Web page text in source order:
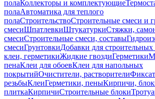
полаКоллекторы и комплектующие
полаАвтоматика для теплого
полаСтроительствоСтроительные смеси и
смесиШпатлевкиШтукатуркиСтяжки,
смесиСтроительные смеси, составы
смесиГрунтовкиДобавки для строительных
клеи, герметикиЖидкие гвоздиГерметики
пенаКлеи для обоевКлеи для напольных
покрытийОчистители, растворители
резьбыКлеиГерметики, пеныКирпичи,
плиткаКирпичиСтроительные блоки